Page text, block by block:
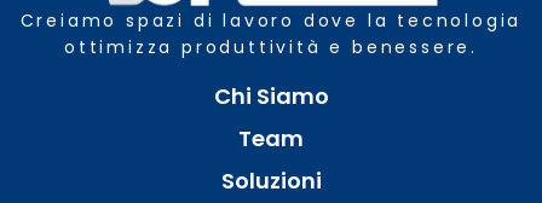
Creiamo spazi di lavoro dove la tecnologia
ottimizza produttività e benessere.
Chi Siamo
Team
Soluzioni